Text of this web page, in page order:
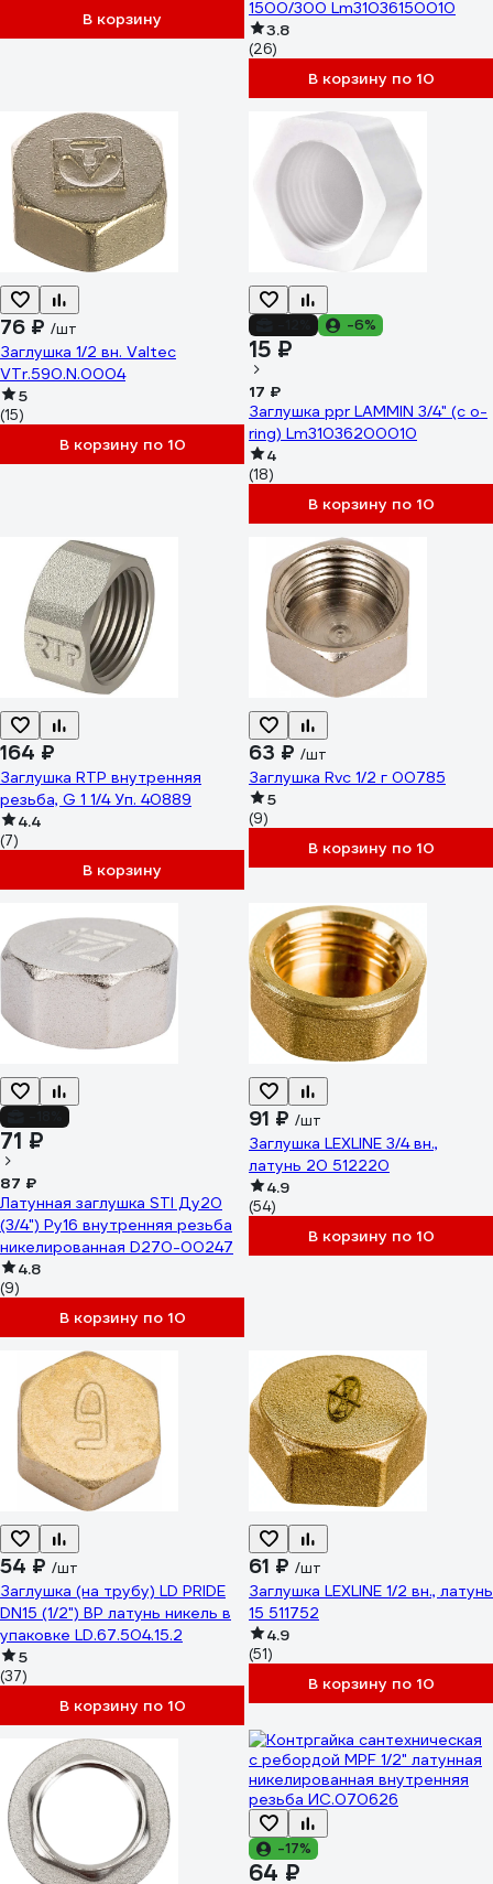
В корзину
1500/300 Lm31036150010
3.8
(26)
В корзину по 10
76 ₽ /шт
Заглушка 1/2 вн. Valtec
VTr.590.N.0004
5
(15)
В корзину по 10
-6%
15 ₽
17 ₽
Заглушка ppr LAMMIN 3/4" (с o-
ring) Lm31036200010
4
(18)
В корзину по 10
164 ₽
Заглушка RTP внутренняя
резьба, G 1 1/4 Уп. 40889
4.4
(7)
В корзину
63 ₽ /шт
Заглушка Rvc 1/2 г 00785
5
(9)
В корзину по 10
71 ₽
87 ₽
Латунная заглушка STI Ду20
(3/4") Ру16 внутренняя резьба
никелированная D270-00247
4.8
(9)
В корзину по 10
91 ₽ /шт
Заглушка LEXLINE 3/4 вн.,
латунь 20 512220
4.9
(54)
В корзину по 10
54 ₽ /шт
Заглушка (на трубу) LD PRIDE
DN15 (1/2") ВР латунь никель в
упаковке LD.67.504.15.2
5
(37)
В корзину по 10
61 ₽ /шт
Заглушка LEXLINE 1/2 вн., латунь
15 511752
4.9
(51)
В корзину по 10
-17%
64 ₽